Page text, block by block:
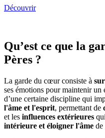
Découvrir
Qu’est ce que la
Pères ?
La garde du cœur consiste à
ses émotions pour maintenir un
d’une certaine discipline qui
l'âme et l'esprit, permettant de
et les influences extérieures
intérieure et éloigner l'âme de